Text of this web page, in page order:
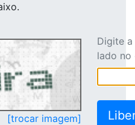
[trocar imagem]
Digite
lado no